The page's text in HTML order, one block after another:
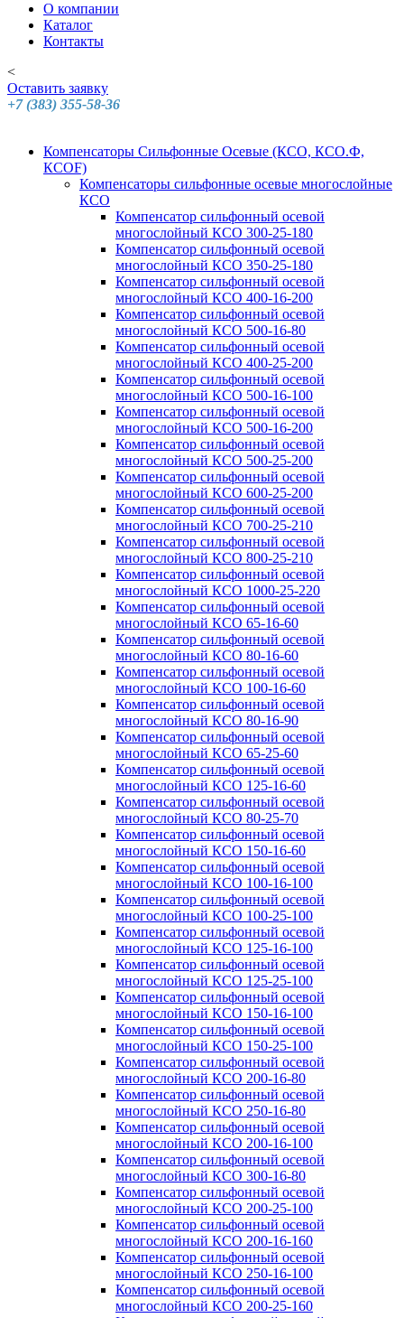
О компании
Каталог
Контакты
<
Оставить заявку
+7 (383) 355-58-36
Компенсаторы Сильфонные Осевые (КСО, КСО.Ф,
КСОF)
Компенсаторы сильфонные осевые многослойные
КСО
Компенсатор сильфонный осевой
многослойный КСО 300-25-180
Компенсатор сильфонный осевой
многослойный КСО 350-25-180
Компенсатор сильфонный осевой
многослойный КСО 400-16-200
Компенсатор сильфонный осевой
многослойный КСО 500-16-80
Компенсатор сильфонный осевой
многослойный КСО 400-25-200
Компенсатор сильфонный осевой
многослойный КСО 500-16-100
Компенсатор сильфонный осевой
многослойный КСО 500-16-200
Компенсатор сильфонный осевой
многослойный КСО 500-25-200
Компенсатор сильфонный осевой
многослойный КСО 600-25-200
Компенсатор сильфонный осевой
многослойный КСО 700-25-210
Компенсатор сильфонный осевой
многослойный КСО 800-25-210
Компенсатор сильфонный осевой
многослойный КСО 1000-25-220
Компенсатор сильфонный осевой
многослойный КСО 65-16-60
Компенсатор сильфонный осевой
многослойный КСО 80-16-60
Компенсатор сильфонный осевой
многослойный КСО 100-16-60
Компенсатор сильфонный осевой
многослойный КСО 80-16-90
Компенсатор сильфонный осевой
многослойный КСО 65-25-60
Компенсатор сильфонный осевой
многослойный КСО 125-16-60
Компенсатор сильфонный осевой
многослойный КСО 80-25-70
Компенсатор сильфонный осевой
многослойный КСО 150-16-60
Компенсатор сильфонный осевой
многослойный КСО 100-16-100
Компенсатор сильфонный осевой
многослойный КСО 100-25-100
Компенсатор сильфонный осевой
многослойный КСО 125-16-100
Компенсатор сильфонный осевой
многослойный КСО 125-25-100
Компенсатор сильфонный осевой
многослойный КСО 150-16-100
Компенсатор сильфонный осевой
многослойный КСО 150-25-100
Компенсатор сильфонный осевой
многослойный КСО 200-16-80
Компенсатор сильфонный осевой
многослойный КСО 250-16-80
Компенсатор сильфонный осевой
многослойный КСО 200-16-100
Компенсатор сильфонный осевой
многослойный КСО 300-16-80
Компенсатор сильфонный осевой
многослойный КСО 200-25-100
Компенсатор сильфонный осевой
многослойный КСО 200-16-160
Компенсатор сильфонный осевой
многослойный КСО 250-16-100
Компенсатор сильфонный осевой
многослойный КСО 200-25-160